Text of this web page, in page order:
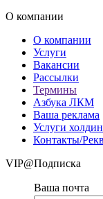
О компании
О компании
Услуги
Вакансии
Рассылки
Термины
Азбука ЛКМ
Ваша реклама
Услуги
Контакты/
VIP@Подписка
Ваша почта